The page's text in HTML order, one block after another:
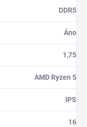
DDR5
Áno
1,75
AMD Ryzen 5
IPS
16